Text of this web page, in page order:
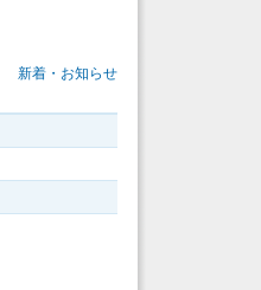
新着・お知らせ